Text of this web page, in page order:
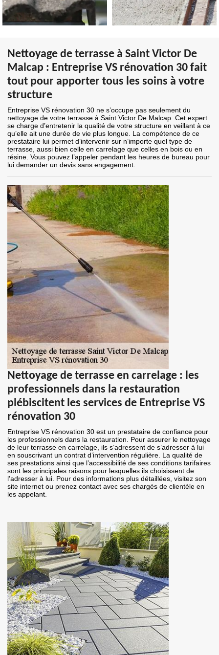
Nettoyage de terrasse à Saint Victor De
Malcap : Entreprise VS rénovation 30 fait
tout pour apporter tous les soins à votre
structure
Entreprise VS rénovation 30 ne s’occupe pas seulement du
nettoyage de votre terrasse à Saint Victor De Malcap. Cet expert
se charge d’entretenir la qualité de votre structure en veillant à ce
qu’elle ait une durée de vie plus longue. La compétence de ce
prestataire lui permet d’intervenir sur n’importe quel type de
terrasse, aussi bien celle en carrelage que celles en bois ou en
résine. Vous pouvez l’appeler pendant les heures de bureau pour
lui demander un devis sans engagement.
Nettoyage de terrasse en carrelage : les
professionnels dans la restauration
plébiscitent les services de Entreprise VS
rénovation 30
Entreprise VS rénovation 30 est un prestataire de confiance pour
les professionnels dans la restauration. Pour assurer le nettoyage
de leur terrasse en carrelage, ils s’adressent de s’adresser à lui
en souscrivant un contrat d’intervention régulière. La qualité de
ses prestations ainsi que l’accessibilité de ses conditions tarifaires
sont les principales raisons pour lesquelles ils choisissent de
l’adresser à lui. Pour des informations plus détaillées, visitez son
site internet ou prenez contact avec ses chargés de clientèle en
les appelant.